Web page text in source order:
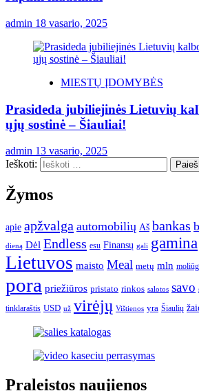
admin 18 vasario, 2025
MIESTŲ ĮDOMYBĖS
Prasideda jubiliejinės Lietuvių
ųjų sostinė – Šiauliai!
admin 13 vasario, 2025
Ieškoti:
Žymos
apie apžvalga automobilių Aš bankas
dieną Dėl Endless esu Finansų gali gamina
Lietuvos maisto Meal metų mln
pora priežiūros pristato rinkos salotos savo
tinklaraštis USD už virėjų Vištienos yra Šiaulių
Praleistos naujienos